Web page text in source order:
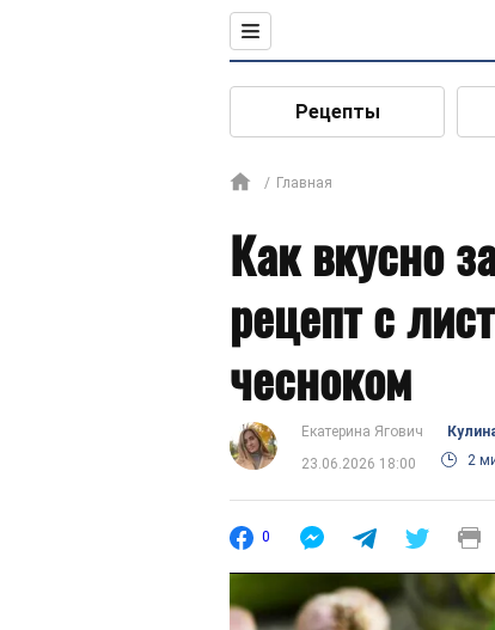
Рецепты
Главная
Как вкусно
рецепт с
чесноком
Екатерина Ягович
23.06.2026 18:00
2
0